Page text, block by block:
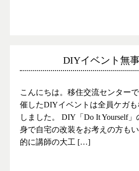
DIYイベント無
こんにちは。移住交流センター
催したDIYイベントは全員ケガ
しました。 DIY「Do It Yourself
身で自宅の改装をお考えの方も
的に講師の大工 […]